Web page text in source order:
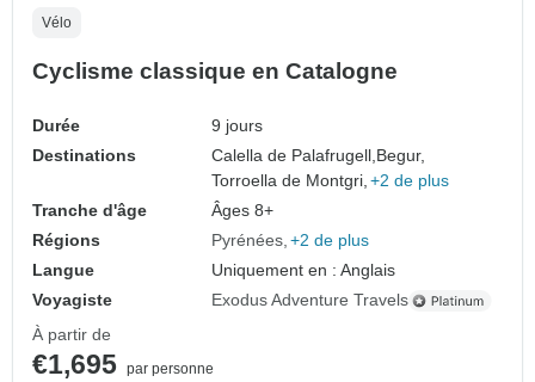
Vélo
Cyclisme classique en Catalogne
Durée
9 jours
Destinations
Calella de Palafrugell, Begur,
Torroella de Montgri, +2 de plus
Tranche d'âge
Âges 8+
Régions
Pyrénées +2 de plus
Langue
Uniquement en : Anglais
Voyagiste
Exodus Adventure Travels
À partir de
€1,695 par personne